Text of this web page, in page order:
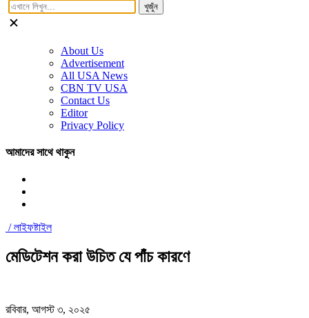
খুজুঁন
About Us
Advertisement
All USA News
CBN TV USA
Contact Us
Editor
Privacy Policy
আমাদের সাথে থাকুন
/লাইফষ্টাইল
মেডিটেশন করা উচিত যে পাঁচ কারণে
রবিবার, আগস্ট ৩, ২০২৫